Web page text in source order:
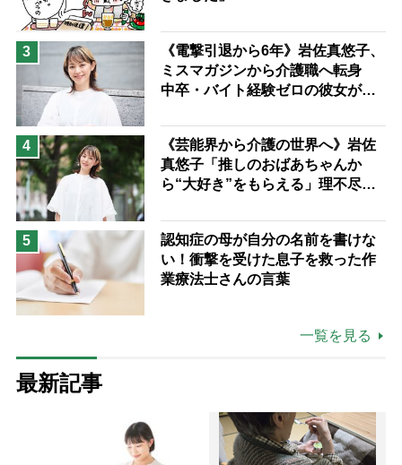
3
《電撃引退から6年》岩佐真悠子、
ミスマガジンから介護職へ転身
中卒・バイト経験ゼロの彼女が見
ながら自分らしくいられる」
4
《芸能界から介護の世界へ》岩佐
真悠子「推しのおばあちゃんか
ら“大好き”をもらえる」理不尽さ
場は「愛おしい」
5
認知症の母が自分の名前を書けな
い！衝撃を受けた息子を救った作
業療法士さんの言葉
一覧を見る
最新記事